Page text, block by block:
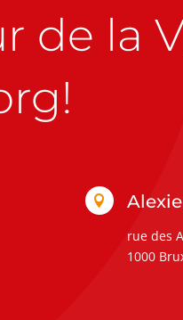
de la

rue des
1000